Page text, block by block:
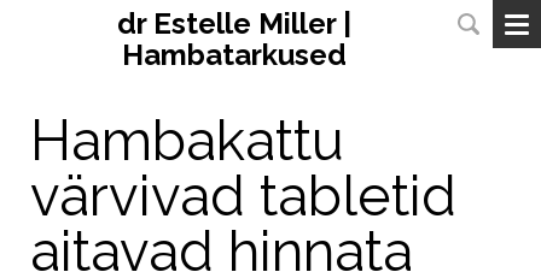
dr Estelle Miller |
Hambatarkused
Hambakattu
värvivad tabletid
aitavad hinnata